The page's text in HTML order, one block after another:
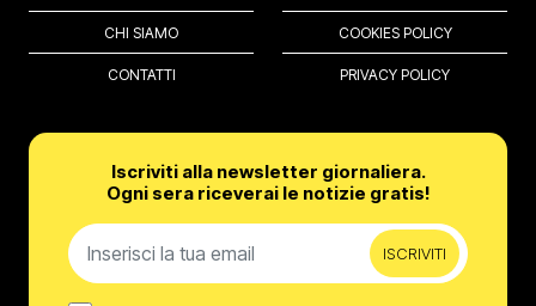
CHI SIAMO
CONTATTI
COOKIES POLICY
PRIVACY POLICY
Iscriviti alla newsletter giornaliera.
Ogni sera riceverai le notizie gratis!
ISCRIVITI